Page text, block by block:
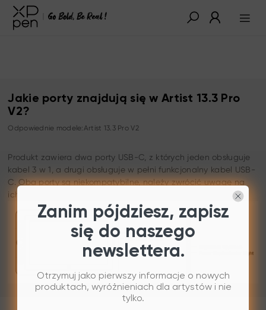
Jakie porty znajdują się w Artist 13.3 Pro
V2?
Odpowiednie modele:Artist 13.3 Pro V2
Produkt zawiera dwa porty USB-C, z których jeden obsługuje
kabel 3 w 1, a drugi obsługuje w pełni funkcjonalny kabel USB-
C. Oba porty są niekompatybilne, należy zwrócić uwagę na
ich rozróżnienie podczas korzystania z nich.
Zanim pójdziesz, zapisz
się do naszego
newslettera.
Otrzymuj jako pierwszy informacje o nowych
produktach, wyróżnieniach dla artystów i nie
tylko.